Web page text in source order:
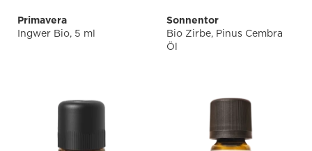
Primavera
Ingwer Bio, 5 ml
Sonnentor
Bio Zirbe, Pinus Cembra
Öl